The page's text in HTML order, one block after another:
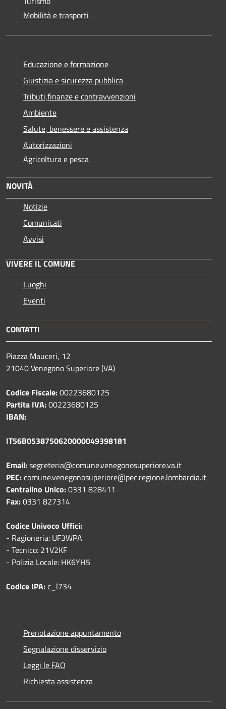
Mobilità e trasporti
Educazione e formazione
Giustizia e sicurezza pubblica
Tributi,finanze e contravvenzioni
Ambiente
Salute, benessere e assistenza
Autorizzazioni
Agricoltura e pesca
NOVITÀ
Notizie
Comunicati
Avvisi
VIVERE IL COMUNE
Luoghi
Eventi
CONTATTI
Piazza Mauceri, 12
21040 Venegono Superiore (VA)
Codice Fiscale:00223680125
Partita IVA:00223680125
IBAN:
IT56B0538750620000049398181
Email:segreteria@comune.venegonosuperiore.va.it
PEC:comune.venegonosuperiore@pec.regione.lombardia.it
Centralino Unico:0331 828411
Fax:0331 827314
Codice Univoco Uffici:
- Ragioneria: UF3WPA
- Tecnico: 21V2KF
- Polizia Locale: HK6YH5
Codice IPA:c_l734
Prenotazione appuntamento
Segnalazione disservizio
Leggi le FAQ
Richiesta assistenza